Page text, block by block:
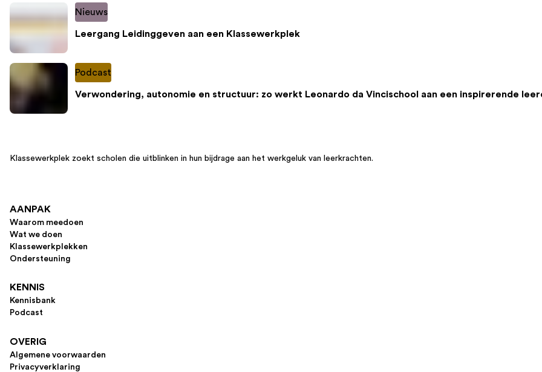
Nieuws
Leergang Leidinggeven aan een Klassewerkplek
Podcast
Verwondering, autonomie en structuur: zo werkt Leonardo da Vincischool aan een inspirerende
Klassewerkplek zoekt scholen die uitblinken in hun bijdrage aan het werkgeluk van leerkrachten.
AANPAK
Waarom meedoen
Wat we doen
Klassewerkplekken
Ondersteuning
KENNIS
Kennisbank
Podcast
OVERIG
Algemene voorwaarden
Privacyverklaring